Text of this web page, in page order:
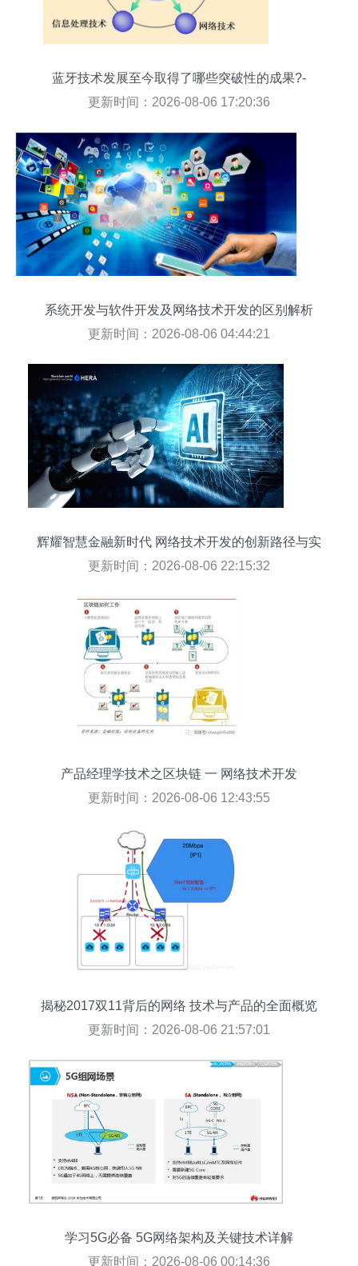
蓝牙技术发展至今取得了哪些突破性的成果?-
更新时间：2026-08-06 17:20:36
系统开发与软件开发及网络技术开发的区别解析
更新时间：2026-08-06 04:44:21
辉耀智慧金融新时代 网络技术开发的创新路径与实
践
更新时间：2026-08-06 22:15:32
产品经理学技术之区块链 一 网络技术开发
更新时间：2026-08-06 12:43:55
揭秘2017双11背后的网络 技术与产品的全面概览
更新时间：2026-08-06 21:57:01
学习5G必备 5G网络架构及关键技术详解
更新时间：2026-08-06 00:14:36